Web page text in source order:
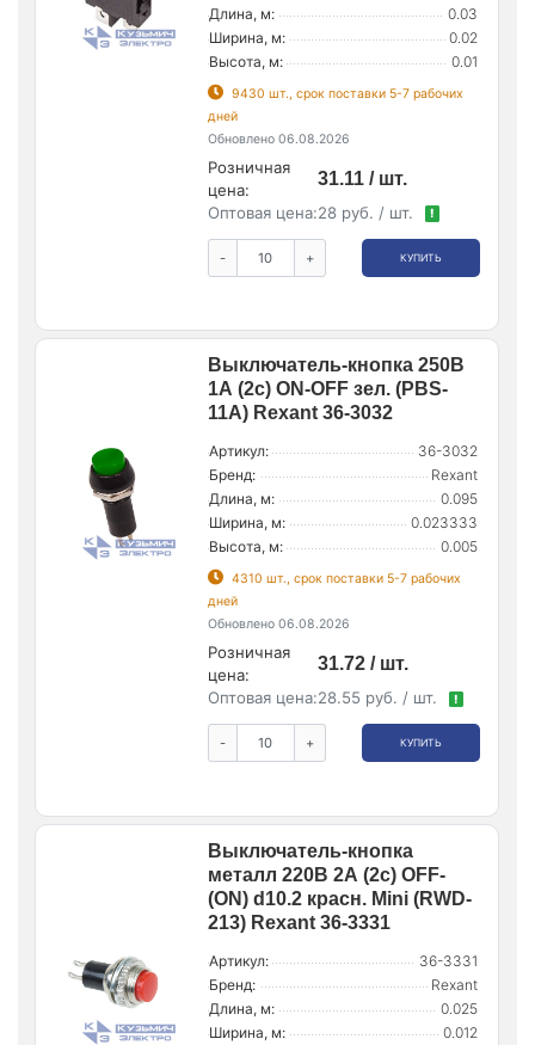
Длина, м:
0.03
Ширина, м:
0.02
Высота, м:
0.01
9430 шт., срок поставки 5-7 рабочих
дней
Обновлено 06.08.2026
Розничная
цена:
31.11 / шт.
Оптовая цена:28 руб. / шт. !
- + КУПИТЬ
Выключатель-кнопка 250В
1А (2с) ON-OFF зел. (PBS-
11А) Rexant 36-3032
Артикул:
36-3032
Бренд:
Rexant
Длина, м:
0.095
Ширина, м:
0.023333
Высота, м:
0.005
4310 шт., срок поставки 5-7 рабочих
дней
Обновлено 06.08.2026
Розничная
цена:
31.72 / шт.
Оптовая цена:28.55 руб. / шт. !
- + КУПИТЬ
Выключатель-кнопка
металл 220В 2А (2с) OFF-
(ON) d10.2 красн. Mini (RWD-
213) Rexant 36-3331
Артикул:
36-3331
Бренд:
Rexant
Длина, м:
0.025
Ширина, м:
0.012